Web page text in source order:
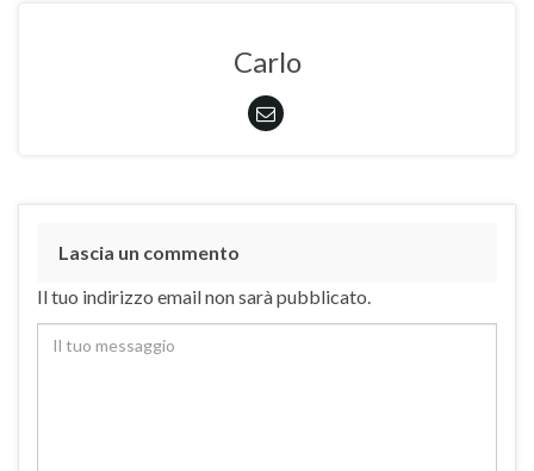
Carlo
Lascia un commento
Il tuo indirizzo email non sarà pubblicato.